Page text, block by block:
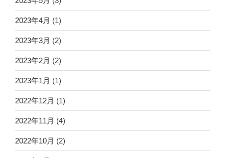
2023年4月 (1)
2023年3月 (2)
2023年2月 (2)
2023年1月 (1)
2022年12月 (1)
2022年11月 (4)
2022年10月 (2)